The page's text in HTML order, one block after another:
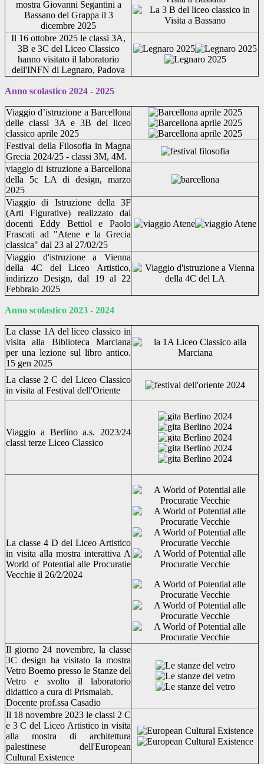
mostra Giovanni Segantini a
Bassano del Grappa il 3
dicembre 2025
Il 16 ottobre 2025 le classi 3A,
3B e 3C del Liceo Classico
hanno visitato il laboratorio
dell'INFN di Legnaro, Padova
Anno scolastico 2024 - 2025
Viaggio d’istruzione a Barcellona
delle classi 3A e 3B del liceo
classico aprile 2025
Festival della Filosofia in Magna
Grecia 2024/25 - classi 3M, 4M.
viaggio di istruzione a Barcellona
della 5c LA di design, marzo
2025
Viaggio di Istruzione della 3F
(Arti Figurative) realizzato dai
docenti Eddy Bettiol e Paolo
Frascati ad "Atene e la Grecia
classica" dal 23 al 27/02/25
Viaggio d'istruzione a Vienna
della 4C del Liceo Artistico,
indirizzo Design, dal 19 al 22
Febbraio 2025
Anno scolastico 2023 - 2024
La classe 1A del liceo classico in
visita alla Biblioteca Marciana
per una lezione sul libro antico.
15 gen 2025
La classe 2 C del Liceo Classico
in visita al Festival dell'Oriente
Viaggio a Berlino a.s. 2023/24
classi terze Liceo Classico
La classe 4 D del Liceo Artistico
in visita alla mostra interattiva A
World of Potential alle Procuratie
Vecchie il 26/2/2024
Il giorno 24 novembre, la classe
3C design ha visitato la mostra
Vetro Boemo presso le Stanze del
Vetro e svolto il laboratorio
didattico a cura di Prismalab.
Docente prof.ssa Casadio
Il 18 novembre 2023 le classi 2 C
e 3 C del Liceo Artistico in visita
alla mostra di architettura
palestinese dell'European
Cultural Existence